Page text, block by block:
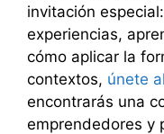
invitación
experiencias,
cómo aplicar la
contextos, únete
encontrarás una
emprendedores y